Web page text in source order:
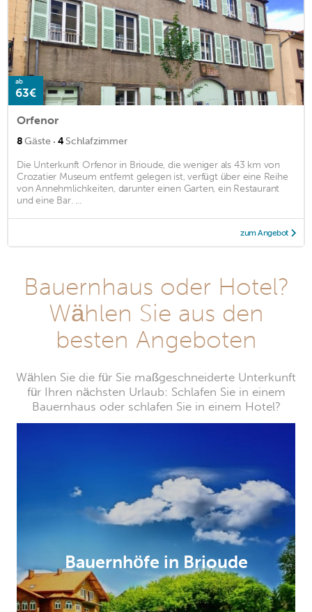
ab
63€
Orfenor
8Gäste · 4Schlafzimmer
Die Unterkunft Orfenor in Brioude, die weniger als 43 km von
Crozatier Museum entfernt gelegen ist, verfügt über eine Reihe
von Annehmlichkeiten, darunter einen Garten, ein Restaurant
und eine Bar. ...
zum Angebot
Bauernhaus oder Hotel?
Wählen Sie aus den
besten Angeboten
Wählen Sie die für Sie maßgeschneiderte Unterkunft
für Ihren nächsten Urlaub: Schlafen Sie in einem
Bauernhaus oder schlafen Sie in einem Hotel?
Bauernhöfe in Brioude